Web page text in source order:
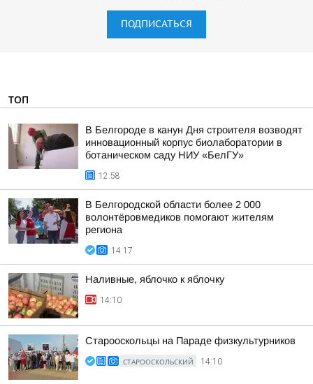
ПОДПИСАТЬСЯ
ТОП
В Белгороде в канун Дня строителя возводят
инновационный корпус биолаборатории в
ботаническом саду НИУ «БелГУ»
12:58
В Белгородской области более 2 000
волонтёровмедиков помогают жителям
региона
14:17
Наливные, яблочко к яблочку
14:10
Старооскольцы на Параде физкультурников
СТАРООСКОЛЬСКИЙ 14:10